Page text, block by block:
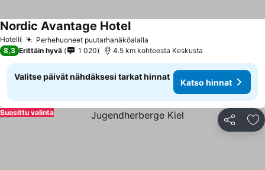
Hotelli Perhehuoneet puutarhanäköalalla
Nordic Avantage Hotel
8,3 Erittäin hyvä 1 020 4.5 km kohteesta Keskusta
Valitse päivät nähdäksesi tarkat hinnat
Katso hinnat
Jaa
Suosittu valinta